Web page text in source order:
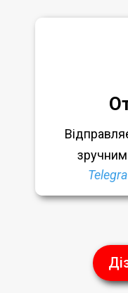
зручним